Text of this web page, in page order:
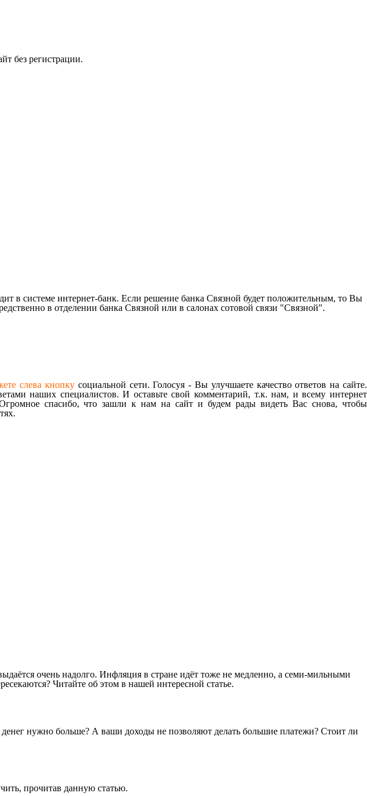
без регистрации.
в системе интернет-банк. Если решение банка Связной будет положительным, то Вы
в отделении банка Связной или в салонах сотовой связи "Связной".
слева кнопкусоциальной сети. Голосуя - Вы улучшаете качество ответов на сайте.
наших специалистов. И оставьте свой комментарий, т.к. нам, и всему интернет
спасибо, что зашли к нам на сайт и будем рады видеть Вас снова, чтобы
очень надолго. Инфляция в стране идёт тоже не медленно, а семи-мильными
Читайте об этом в нашей интересной статье.
нужно больше? А ваши доходы не позволяют делать большие платежи? Стоит ли
прочитав данную статью.